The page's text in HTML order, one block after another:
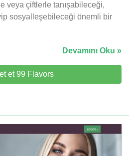
veya çiftlerle tanışabileceği,
sosyalleşebileceği önemli bir
Devamını Oku »
et 99 Flavors